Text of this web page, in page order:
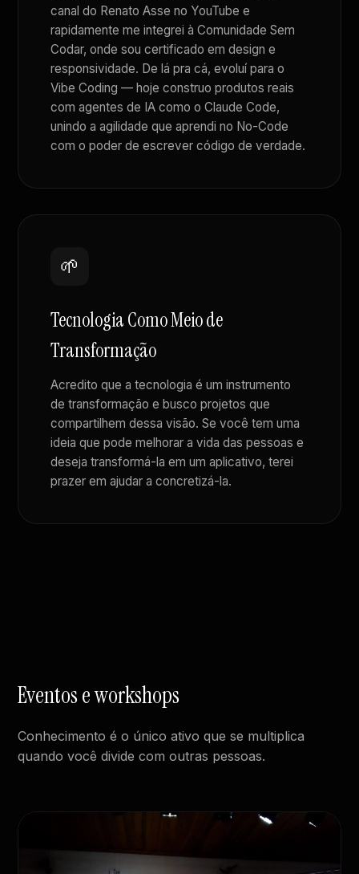
canal do Renato Asse no YouTube e
rapidamente me integrei à Comunidade Sem
Codar, onde sou certificado em design e
responsividade. De lá pra cá, evoluí para o
Vibe Coding — hoje construo produtos reais
com agentes de IA como o Claude Code,
unindo a agilidade que aprendi no No-Code
com o poder de escrever código de verdade.
🌱
Tecnologia Como Meio de
Transformação
Acredito que a tecnologia é um instrumento
de transformação e busco projetos que
compartilhem dessa visão. Se você tem uma
ideia que pode melhorar a vida das pessoas e
deseja transformá-la em um aplicativo, terei
prazer em ajudar a concretizá-la.
Eventos e workshops
Conhecimento é o único ativo que se multiplica
quando você divide com outras pessoas.